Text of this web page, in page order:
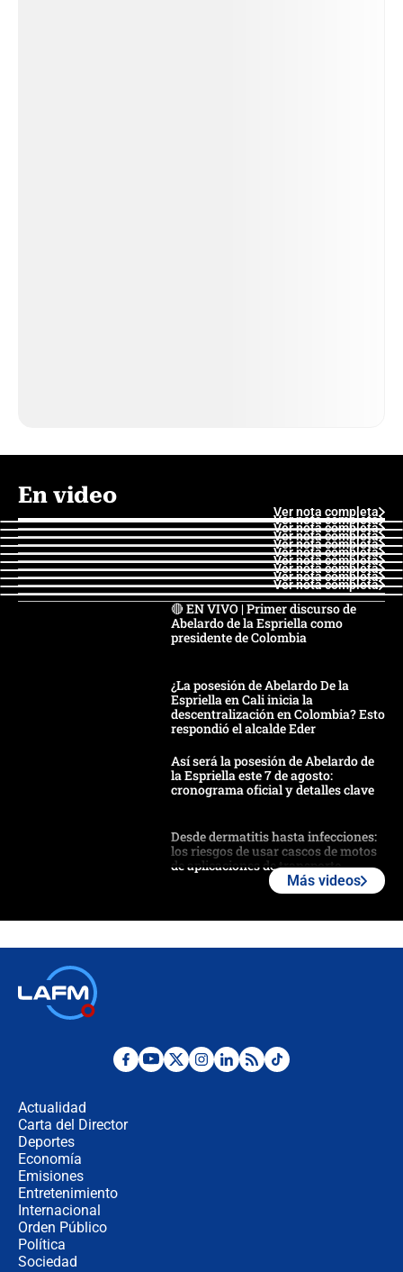
En video
Ver nota completa
Ver nota completa
Ver nota completa
Ver nota completa
Ver nota completa
Ver nota completa
Ver nota completa
Ver nota completa
Ver nota completa
Ver nota completa
🔴 EN VIVO | Primer discurso de
Abelardo de la Espriella como
presidente de Colombia
¿La posesión de Abelardo De la
Espriella en Cali inicia la
descentralización en Colombia? Esto
respondió el alcalde Eder
Así será la posesión de Abelardo de
la Espriella este 7 de agosto:
cronograma oficial y detalles clave
Desde dermatitis hasta infecciones:
los riesgos de usar cascos de motos
de aplicaciones de transporte
Posesión de Abelardo De La Espriella
Más videos
Actualidad
Carta del Director
Deportes
Economía
Emisiones
Entretenimiento
Internacional
Orden Público
Política
Sociedad